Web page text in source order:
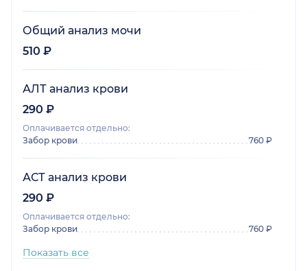
Общий анализ мочи
510 ₽
АЛТ анализ крови
290 ₽
Оплачивается отдельно:
Забор крови
760 ₽
АСТ анализ крови
290 ₽
Оплачивается отдельно:
Забор крови
760 ₽
Показать все